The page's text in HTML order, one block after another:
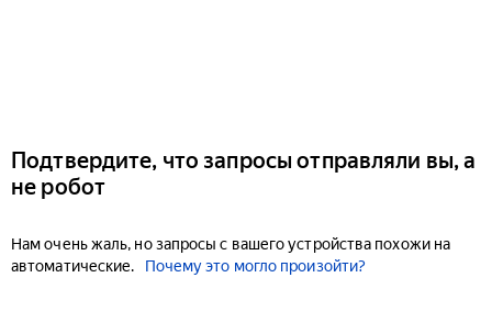
Подтвердите, что запросы отправляли вы, а
не робот
Нам очень жаль, но запросы с вашего устройства похожи на
автоматические.
Почему это могло произойти?